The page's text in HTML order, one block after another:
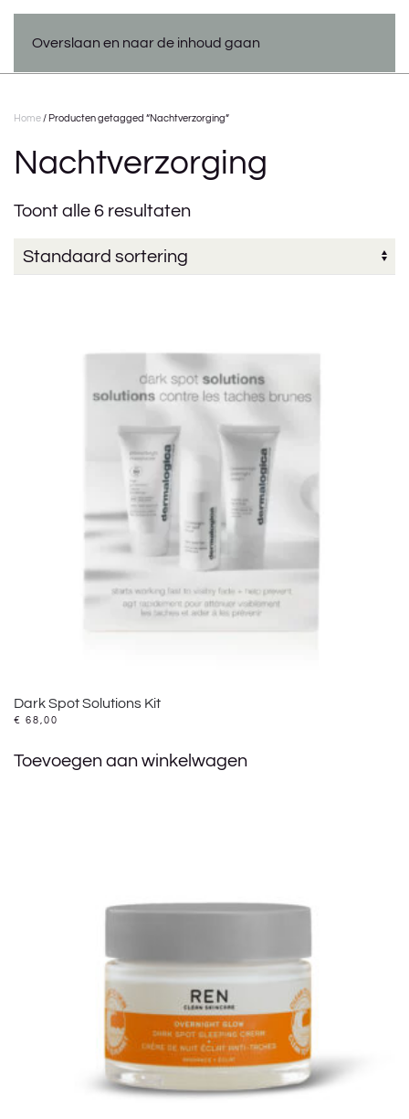
Overslaan en naar de inhoud gaan
Home / Producten getagged “Nachtverzorging”
Nachtverzorging
Toont alle 6 resultaten
Dark Spot Solutions Kit
€ 68,00
Toevoegen aan winkelwagen